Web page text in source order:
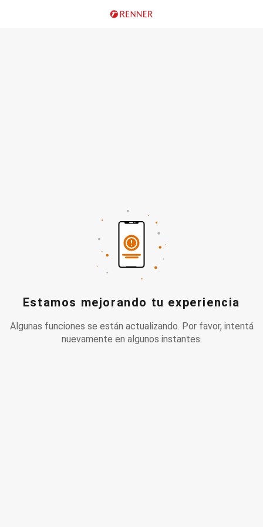
Estamos mejorando tu experiencia
Algunas funciones se están actualizando. Por favor, intentá
nuevamente en algunos instantes.